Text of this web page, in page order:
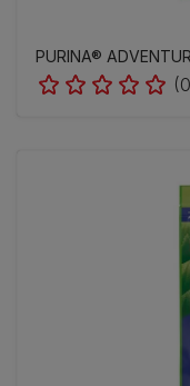
PURINA®